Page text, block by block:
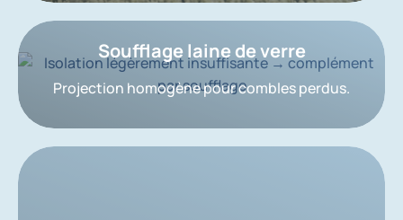
Soufflage laine de verre
Projection homogène pour combles perdus.